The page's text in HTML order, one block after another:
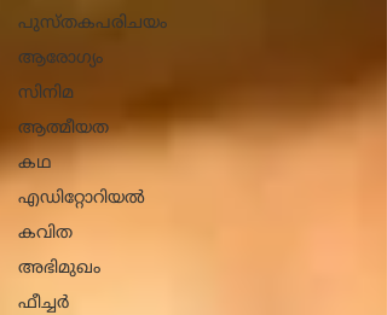
പുസ്തകപരിചയം
ആരോ​ഗ്യം
സിനിമ
ആത്മീയത
കഥ
എഡിറ്റോറിയൽ
കവിത
അഭിമുഖം
ഫീച്ചർ